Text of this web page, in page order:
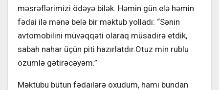
məsrəflərimizi ödəyə bilək. Həmin gün elə həmin
fədai ilə mənə belə bir məktub yolladı: “Sənin
avtomobilini müvəqqəti olaraq müsadirə etdik,
sabah nahar üçün piti hazırlatdır.Otuz min rublu
özümlə gətirəcəyəm.”
Məktubu bütün fədailərə oxudum, hamı bundan